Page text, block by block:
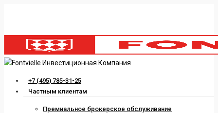
content
Menu
+7 (495) 785-31-25
Частным клиентам
Премиальное брокерское обслуживание